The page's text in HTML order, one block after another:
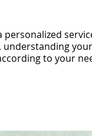
to your